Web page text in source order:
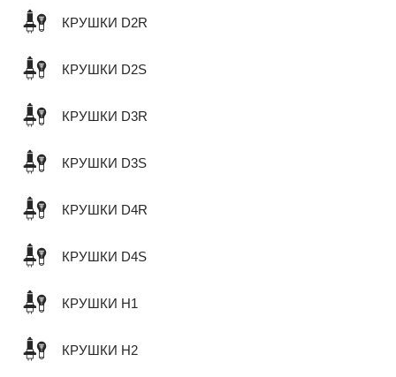
КРУШКИ D2R
КРУШКИ D2S
КРУШКИ D3R
КРУШКИ D3S
КРУШКИ D4R
КРУШКИ D4S
КРУШКИ H1
КРУШКИ H2